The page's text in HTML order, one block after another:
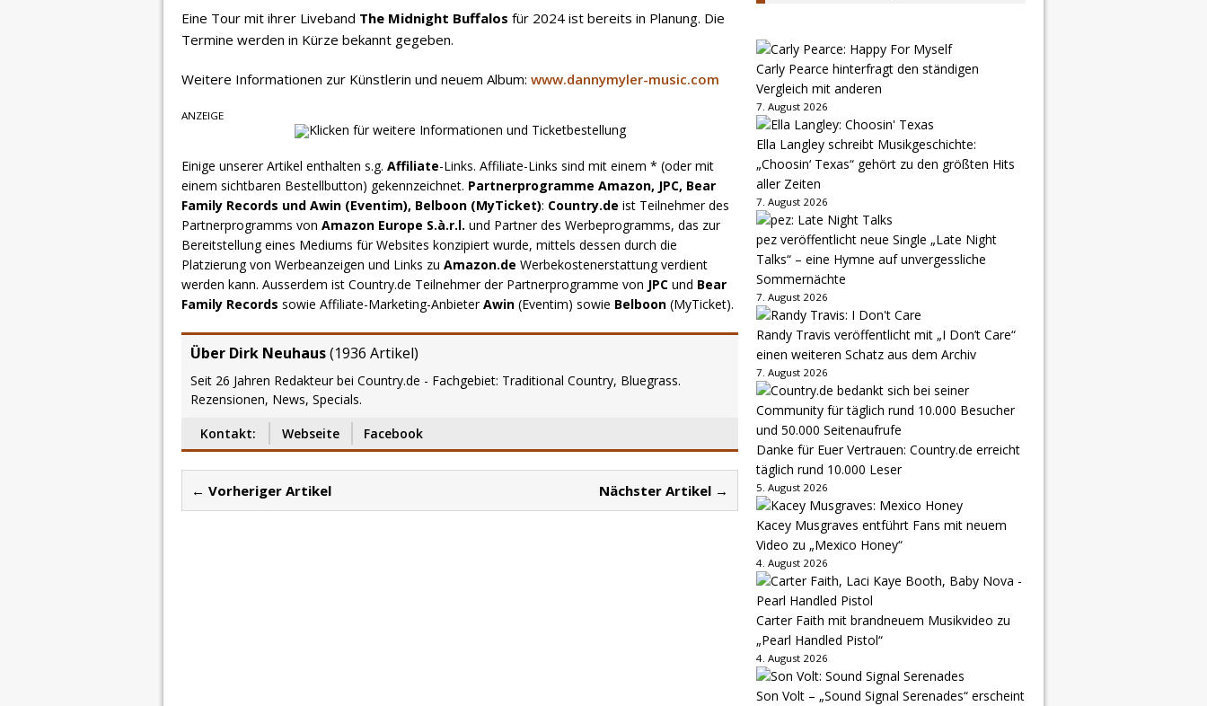
Eine Tour mit ihrer Liveband The Midnight Buffalos für 2024 ist bereits in Planung. Die
Termine werden in Kürze bekannt gegeben.
Weitere Informationen zur Künstlerin und neuem Album: www.dannymyler-music.com
ANZEIGE
Einige unserer Artikel enthalten s.g. Affiliate-Links. Affiliate-Links sind mit einem * (oder mit
einem sichtbaren Bestellbutton) gekennzeichnet. Partnerprogramme Amazon, JPC, Bear
Family Records und Awin (Eventim), Belboon (MyTicket): Country.de ist Teilnehmer des
Partnerprogramms von Amazon Europe S.à.r.l. und Partner des Werbeprogramms, das zur
Bereitstellung eines Mediums für Websites konzipiert wurde, mittels dessen durch die
Platzierung von Werbeanzeigen und Links zu Amazon.de Werbekostenerstattung verdient
werden kann. Ausserdem ist Country.de Teilnehmer der Partnerprogramme von JPC und Bear
Family Records sowie Affiliate-Marketing-AnbieterAwin (Eventim) sowie Belboon (MyTicket).
Über Dirk Neuhaus(1936 Artikel)
Seit 26 Jahren Redakteur bei Country.de - Fachgebiet: Traditional Country, Bluegrass.
Rezensionen, News, Specials.
Kontakt:
Webseite Facebook
← Vorheriger Artikel Nächster Artikel →
Carly Pearce hinterfragt den ständigen
Vergleich mit anderen
7. August 2026
Ella Langley schreibt Musikgeschichte:
„Choosin‘ Texas“ gehört zu den größten Hits
aller Zeiten
7. August 2026
pez veröffentlicht neue Single „Late Night
Talks“ – eine Hymne auf unvergessliche
Sommernächte
7. August 2026
Randy Travis veröffentlicht mit „I Don’t Care“
einen weiteren Schatz aus dem Archiv
7. August 2026
Danke für Euer Vertrauen: Country.de erreicht
täglich rund 10.000 Leser
5. August 2026
Kacey Musgraves entführt Fans mit neuem
Video zu „Mexico Honey“
4. August 2026
Carter Faith mit brandneuem Musikvideo zu
„Pearl Handled Pistol“
4. August 2026
Son Volt – „Sound Signal Serenades“ erscheint